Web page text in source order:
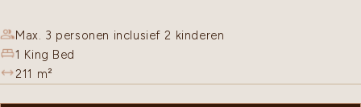
Max. 3 personen inclusief 2 kinderen
1 King Bed
211 m²